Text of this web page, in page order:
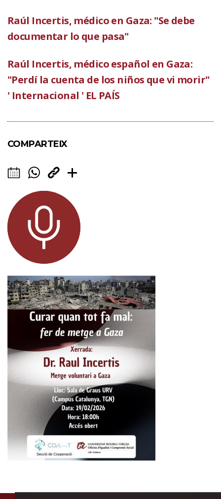
Raúl Incertis, médico en Gaza: "Se debe
documentar lo que pasa"
Raúl Incertis, médico español en Gaza:
"Perdí la cuenta de los niños que vi morir"
' Internacional ' EL PAÍS
COMPARTEIX